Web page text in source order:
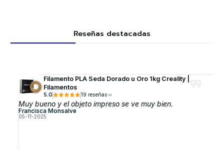
Reseñas destacadas
Filamento PLA Seda Dorado u Oro 1kg Creality |
Filamentos
5.0 19 reseñas
Muy bueno y el objeto impreso se ve muy bien.
Francisca Monsalve
05-11-2025